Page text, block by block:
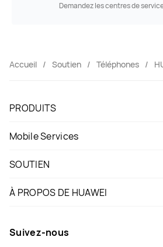
Demandez les centres de
Accueil Soutien Téléphones
PRODUITS
Mobile Services
SOUTIEN
À PROPOS DE HUAWEI
Suivez-nous